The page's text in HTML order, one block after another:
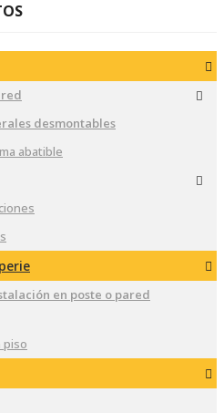
desmontables
abatible
en poste o pared
piso